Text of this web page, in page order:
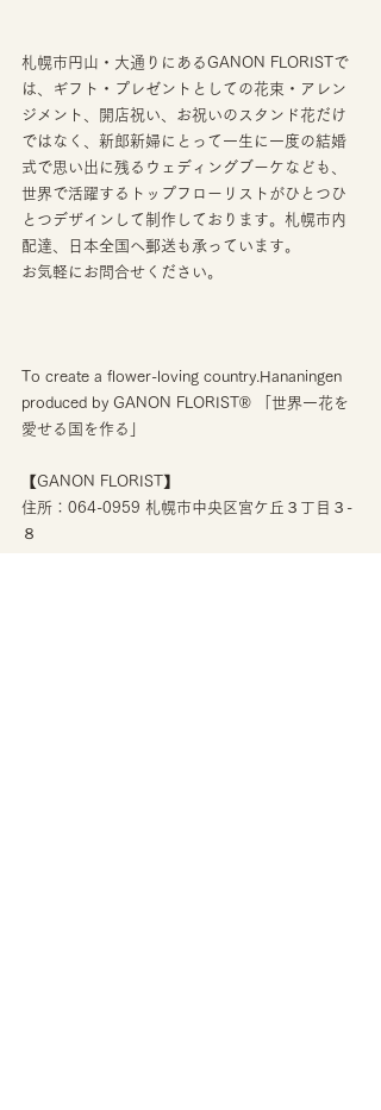
札幌市円山・大通りにあるGANON FLORISTで
は、ギフト・プレゼントとしての花束・アレン
ジメント、開店祝い、お祝いのスタンド花だけ
ではなく、新郎新婦にとって一生に一度の結婚
式で思い出に残るウェディングブーケなども、
世界で活躍するトップフローリストがひとつひ
とつデザインして制作しております。札幌市内
配達、日本全国へ郵送も承っています。
お気軽にお問合せください。
To create a flower-loving country.Hananingen
produced by GANON FLORIST®︎ 「世界一花を
愛せる国を作る」
【GANON FLORIST】
住所：064-0959 札幌市中央区宮ケ丘３丁目３-
８